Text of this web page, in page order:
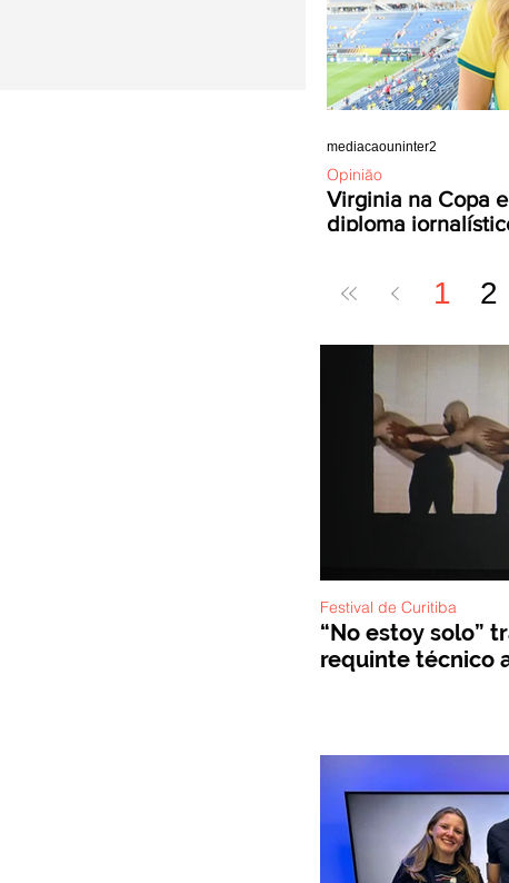
Virginia na Copa
diploma
Opinião
mediacaouninter2
1 2
“No estoy solo”
requinte técnico
Festival de Curitiba